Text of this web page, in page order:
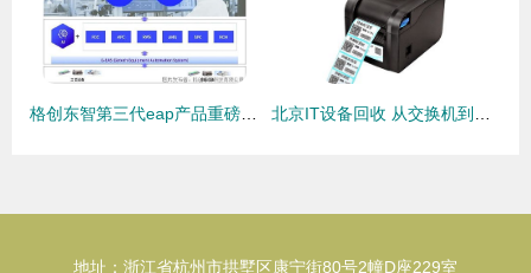
地址：浙江省杭州市拱墅区康宁街80号2幢D座229室